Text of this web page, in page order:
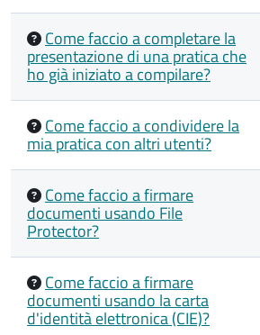
Come faccio a completare la
presentazione di una pratica che
ho già iniziato a compilare?
Come faccio a condividere la
mia pratica con altri utenti?
Come faccio a firmare
documenti usando File
Protector?
Come faccio a firmare
documenti usando la carta
d'identità elettronica (CIE)?